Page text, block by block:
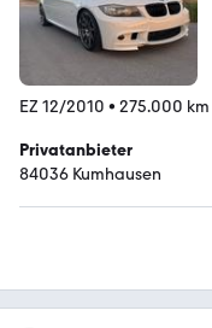
EZ 12/2010 • 275.000 km
Privatanbieter
84036 Kumhausen